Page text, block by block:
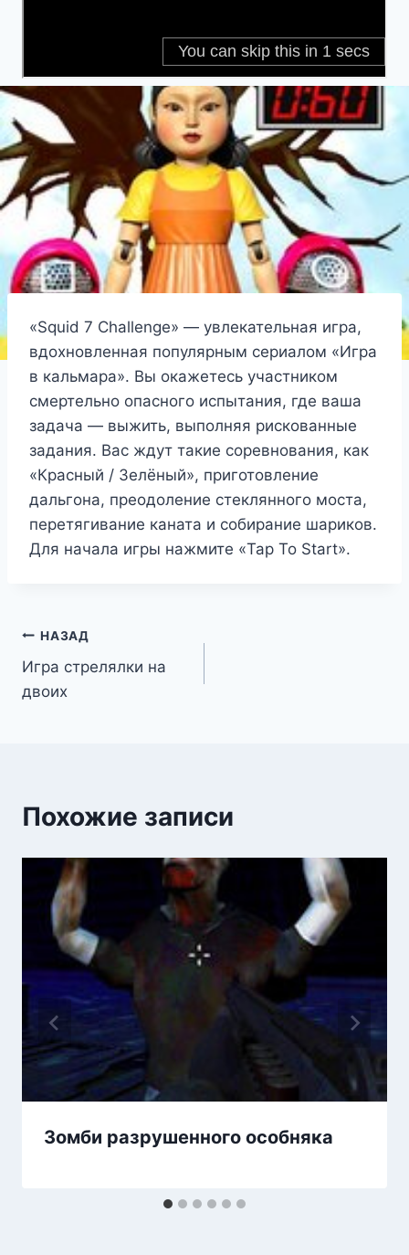
«Squid 7 Challenge» — увлекательная игра,
вдохновленная популярным сериалом «Игра
в кальмара». Вы окажетесь участником
смертельно опасного испытания, где ваша
задача — выжить, выполняя рискованные
задания. Вас ждут такие соревнования, как
«Красный / Зелёный», приготовление
дальгона, преодоление стеклянного моста,
перетягивание каната и собирание шариков.
Для начала игры нажмите «Tap To Start».
Навигация
по
НАЗАД
Игра стрелялки на
двоих
Похожие записи
Зомби разрушенного особняка